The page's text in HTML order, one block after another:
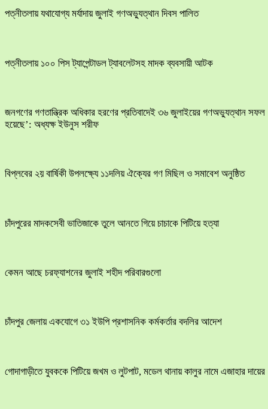
পত্নীতলায় যথাযোগ্য মর্যাদায় জুলাই গণঅভ্যুত্থান দিবস পালিত
পত্নীতলায় ১০০ পিস ট্যাপেন্টাডল ট্যাবলেটসহ মাদক ব্যবসায়ী আটক
জনগণের গণতান্ত্রিক অধিকার হরণের প্রতিবাদেই ৩৬ জুলাইয়ের গণঅভ্যুত্থান সফল
হয়েছে’: অধ্যক্ষ ইউনুস শরীফ
বিপ্লবের ২য় বার্ষিকী উপলক্ষ্যে ১১দলিয় ঐক্যের গণ মিছিল ও সমাবেশ অনুষ্ঠিত
চাঁদপুরের মাদকসেবী ভাতিজাকে তুলে আনতে গিয়ে চাচাকে পিটিয়ে হত্যা
কেমন আছে চরফ্যাশনের জুলাই শহীদ পরিবারগুলো
চাঁদপুর জেলায় একযোগে ৩১ ইউপি প্রশাসনিক কর্মকর্তার বদলির আদেশ
​গোদাগাড়ীতে যুবককে পিটিয়ে জখম ও লুটপাট, মডেল থানায় কালুর নামে এজাহার দায়ের